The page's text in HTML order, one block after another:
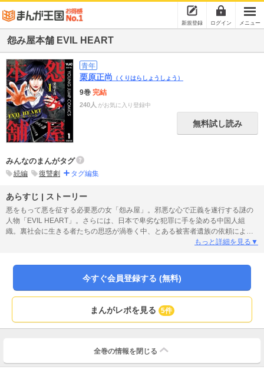
新規登録 ログイン メニュー
怨み屋本舗 EVIL HEART
青年
栗原正尚 （くりはらしょうしょう）
9巻 完結
240人 がお気に入り登録中
無料試し読み
みんなのまんがタグ
続編 復讐劇 タグ編集
あらすじ | ストーリー
悪をもって悪を征する必要悪の女「怨み屋」。邪悪な心で正義を遂行する謎の
人物「EVIL HEART」。さらには、日本で卑劣な犯罪に手を染める中国人組
織。裏社会に生きる者たちの思惑が渦巻く中、とある被害者遺族の依頼により
怨み屋は中国・上海へと向かう。そこに待ちうける3者の意外な接点とは!? 怨
もっと詳細を見る▼
今すぐ会員登録する (無料)
まんがレポを見る 5件
全巻の情報を 閉じる